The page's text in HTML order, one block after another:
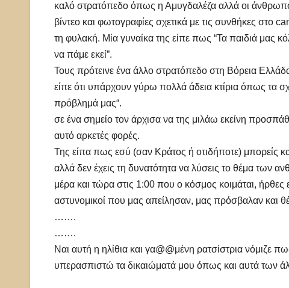
καλό στρατόπεδο όπως η Αμυγδαλέζα αλλά οι
βίντεο και φωτογραφίες σχετικά με τις συνθήκες στο
τη φυλακή. Μία γυναίκα της είπε πως “Τα παιδιά μας
να πάμε εκεί”.
Τους πρότεινε ένα άλλο στρατόπεδο στη Βόρεια
είπε ότι υπάρχουν γύρω πολλά άδεια κτίρια όπως τα
πρόβλημά μας“.
σε ένα σημείο τον άρχισα να της μιλάω εκείνη
αυτό αρκετές φορές.
Της είπα πως εσύ (σαν Κράτος ή οτιδήποτε) μπορείς
αλλά δεν έχεις τη δυνατότητα να λύσεις το θέμα των
μέρα και τώρα στις 1:00 που ο κόσμος κοιμάται,
αστυνομικοί που μας απείλησαν, μας πρόσβαλαν και
…….
…….
Ναι αυτή η ηλίθια και γα@@μένη ρατσίστρια
υπερασπιστώ τα δικαιώματά μου όπως και αυτά των